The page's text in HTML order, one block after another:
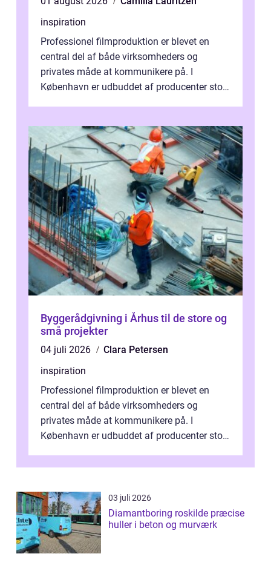
inspiration
Professionel filmproduktion er blevet en
central del af både virksomheders og
privates måde at kommunikere på. I
København er udbuddet af producenter stort,
Byggerådgivning i Århus til de store og
små projekter
04 juli 2026
Clara Petersen
inspiration
Professionel filmproduktion er blevet en
central del af både virksomheders og
privates måde at kommunikere på. I
København er udbuddet af producenter stort,
inti...
03 juli 2026
Diamantboring roskilde præcise
huller i beton og murværk